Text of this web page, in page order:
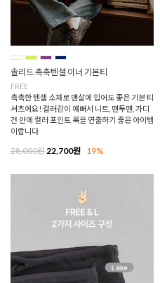
솔리드 촉촉텐셜 이너 기본티
FREE
촉촉한 텐셀 소재로 맨살에 입어도 좋은 기본 티
셔츠에요! 컬러감이 예뻐서 니트, 맨투맨, 가디
건 안에 컬러 포인트 룩을 연출하기 좋은 아이템
이랍니다
28,000원22,700원 19%